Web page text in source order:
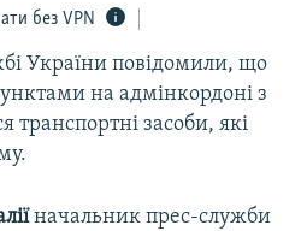
без VPN
України повідомили, що
на адмінкордоні з
засоби, які
начальник прес-служби